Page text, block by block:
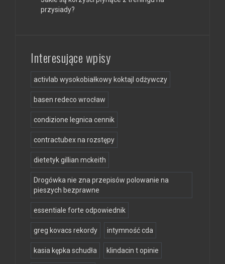
przysiady?
Interesujące wpisy
activlab wysokobiałkowy koktajl odżywczy
basen redeco wrocław
condizione legnica cennik
contractubex na rozstępy
dietetyk gillian mckeith
Drogówka nie zna przepisów polowanie na
pieszych bezprawne
essentiale forte odpowiednik
greg kovacs rekordy intymność cda
kasia kępka schudła klindacin t opinie